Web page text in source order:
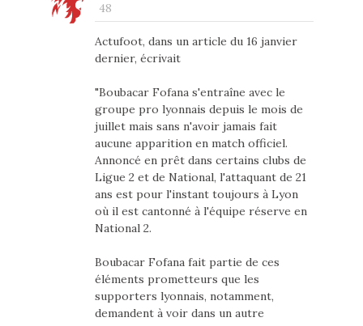
48
Actufoot, dans un article du 16 janvier
dernier, écrivait
"Boubacar Fofana s'entraîne avec le
groupe pro lyonnais depuis le mois de
juillet mais sans n'avoir jamais fait
aucune apparition en match officiel.
Annoncé en prêt dans certains clubs de
Ligue 2 et de National, l'attaquant de 21
ans est pour l'instant toujours à Lyon
où il est cantonné à l'équipe réserve en
National 2.
Boubacar Fofana fait partie de ces
éléments prometteurs que les
supporters lyonnais, notamment,
demandent à voir dans un autre